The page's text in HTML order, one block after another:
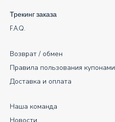
Наша команда
Новости
Возврат / обмен
Правила пользования купонами
Доставка и оплата
Трекинг заказа
F.A.Q.